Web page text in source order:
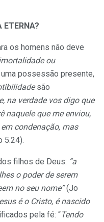
ETERNA?
os homens não deve
ou
possessão presente,
são
na verdade vos digo que
naquele que me enviou,
condenação, mas
5.24).
filhos de Deus: “a
o poder de serem
no seu nome”(Jo
é o Cristo, é nascido
pela fé: “Tendo